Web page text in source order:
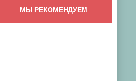
МЫ РЕКОМЕНДУЕМ